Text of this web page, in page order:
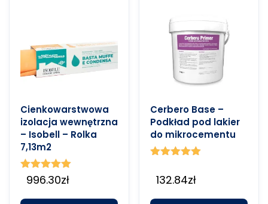
Cienkowarstwowa
izolacja wewnętrzna
– Isobell – Rolka
7,13m2
Oceniono
5.00
996.30zł
Cerbero Base –
Podkład pod lakier
do mikrocementu
5.00
na 5
132.84zł